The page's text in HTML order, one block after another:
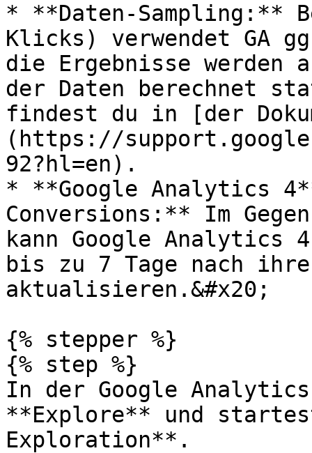
* **Daten-Sampling:**
Klicks) verwendet GA
die Ergebnisse werden
der Daten berechnet
findest du in [der
(https://
92?hl=en).
* **Google Analytics
Conversions:** Im
kann Google Analytics
bis zu 7 Tage nach
aktualisieren.&#x20;
{% stepper %}
{% step %}
In der Google
**Explore** und
Exploration**.